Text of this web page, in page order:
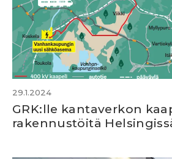
29.1.2024
GRK:lle kantaverkon
rakennustöitä